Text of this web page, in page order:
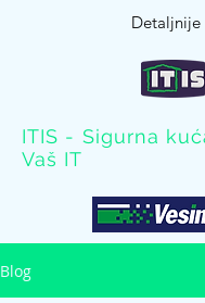
ITIS - Sigurna
Vaš IT
Detaljnije
Blog